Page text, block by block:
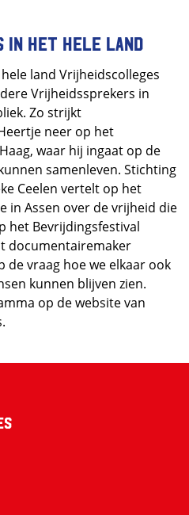
het hele land
land Vrijheidscolleges
Vrijheidssprekers in
Zo strijkt
neer op het
waar hij ingaat op de
samenleven. Stichting
Ceelen vertelt op het
in Assen over de vrijheid die
het Bevrijdingsfestival
documentairemaker
de vraag hoe we elkaar ook
kunnen blijven zien.
op de website van